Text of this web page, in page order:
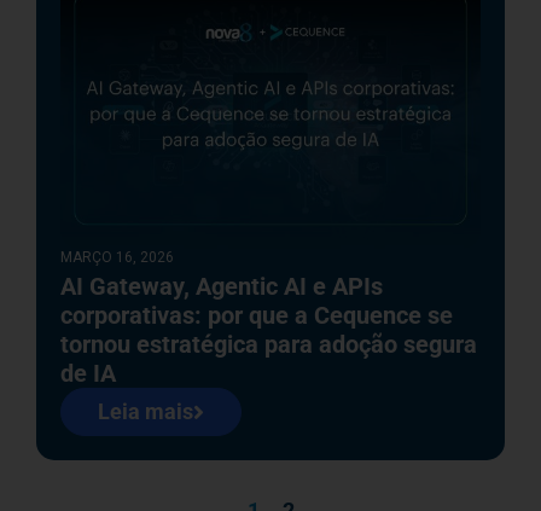
MARÇO 16, 2026
AI Gateway, Agentic AI e APIs
corporativas: por que a Cequence se
tornou estratégica para adoção segura
de IA
Leia mais